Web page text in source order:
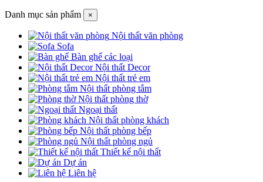
Danh mục sản phẩm ×
Nội thất văn phòng
Sofa
Bàn ghế các loại
Nội thất Decor
Nội thất trẻ em
Nội thất phòng tắm
Nội thất phòng thờ
Ngoại thất
Nội thất phòng khách
Nội thất phòng bếp
Nội thất phòng ngủ
Thiết kế nội thất
Dự án
Liên hệ